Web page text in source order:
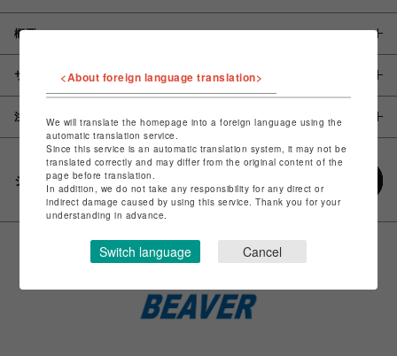
概要
サイズ
注意事項
シェアする
<About foreign language translation>
We will translate the homepage into a foreign language using the
automatic translation service.
Since this service is an automatic translation system, it may not be
translated correctly and may differ from the original content of the
page before translation.
In addition, we do not take any responsibility for any direct or
indirect damage caused by using this service. Thank you for your
understanding in advance.
Switch language Cancel